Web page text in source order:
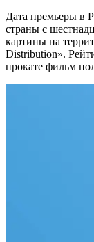
Дата премьеры в
страны с
картины на
Distribution».
прокате фильм